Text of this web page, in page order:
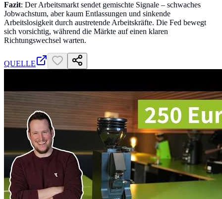
Fazit: Der Arbeitsmarkt sendet gemischte Signale – schwaches
Jobwachstum, aber kaum Entlassungen und sinkende
Arbeitslosigkeit durch austretende Arbeitskräfte. Die Fed bewegt
sich vorsichtig, während die Märkte auf einen klaren
Richtungswechsel warten.
QUELLE